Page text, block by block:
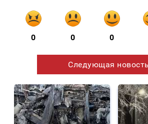
0 0 0
Следующая